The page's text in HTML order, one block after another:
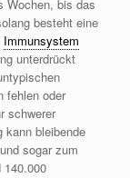
Wochen, bis das
besteht eine
Immunsystem
unterdrückt
fehlen oder
schwerer
kann bleibende
sogar zum
140.000